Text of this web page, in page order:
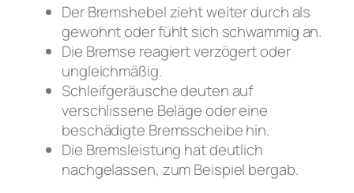
Der Bremshebel zieht weiter durch als
gewohnt oder fühlt sich schwammig an.
Die Bremse reagiert verzögert oder
ungleichmäßig.
Schleifgeräusche deuten auf
verschlissene Beläge oder eine
beschädigte Bremsscheibe hin.
Die Bremsleistung hat deutlich
nachgelassen, zum Beispiel bergab.